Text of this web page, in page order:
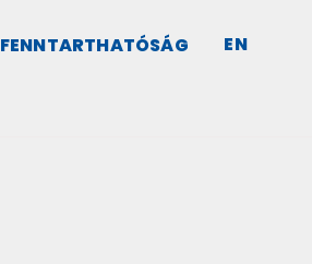
EN
FENNTARTHATÓSÁG